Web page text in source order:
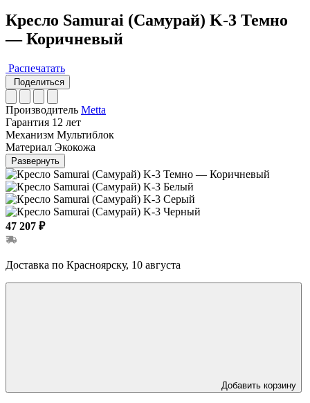
Кресло Samurai (Самурай) K-3 Темно
— Коричневый
Распечатать
Поделиться
Производитель Metta
Гарантия 12 лет
Механизм Мультиблок
Материал Экокожа
Развернуть
47 207 ₽
Доставка по Красноярску, 10 августа
Добавить корзину